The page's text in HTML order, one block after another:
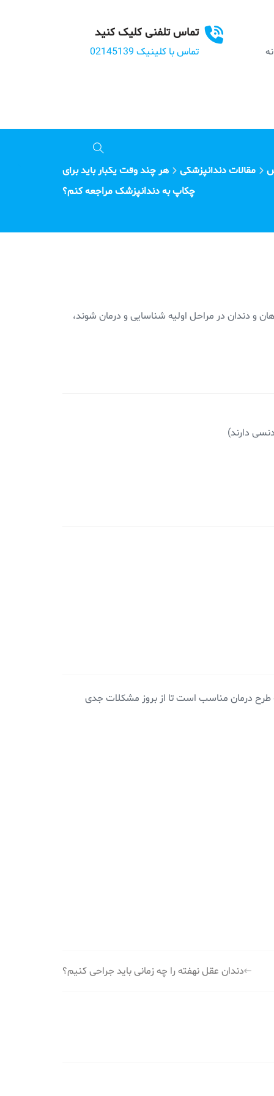
تماس تلفنی کلیک کنید
تماس با کلینیک 02145139
مقالات دندانپزشکی
هر چند وقت یکبار باید برای
چکاپ به دندانپزشک مراجعه کنم؟
دندان در مراحل اولیه شناسایی و درمان شوند،
دارند)
طرح درمان مناسب است تا از بروز مشکلات جدی
دندان عقل نهفته را چه زمانی باید جراحی کنیم؟